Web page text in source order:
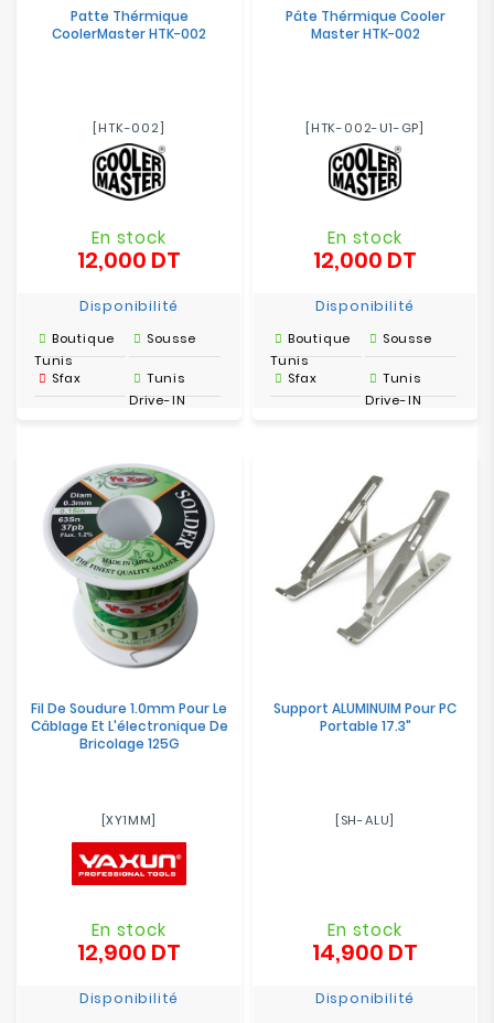
Patte Thérmique
CoolerMaster HTK-002
[HTK-002]
En stock
12,000 DT
Disponibilité
Boutique
Tunis
Sousse
Sfax
Tunis
Drive-IN
Pâte Thérmique Cooler
Master HTK-002
[HTK-002-U1-GP]
En stock
12,000 DT
Disponibilité
Boutique
Tunis
Sousse
Sfax
Tunis
Drive-IN
Fil De Soudure 1.0mm Pour Le
Câblage Et L'électronique De
Bricolage 125G
[XY1MM]
En stock
12,900 DT
Disponibilité
Support ALUMINUIM Pour PC
Portable 17.3"
[SH-ALU]
En stock
14,900 DT
Disponibilité